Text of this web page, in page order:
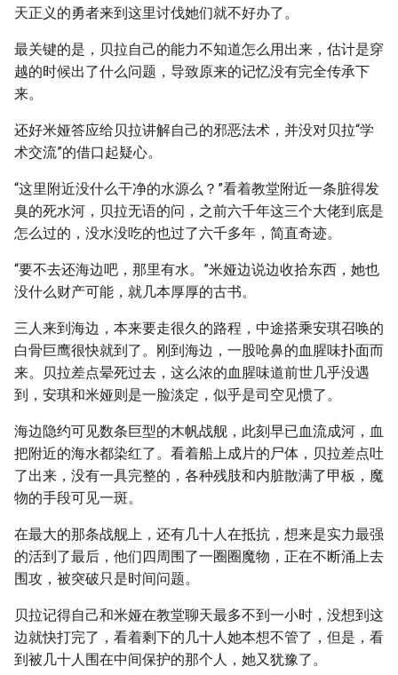
天正义的勇者来到这里讨伐她们就不好办了。
最关键的是，贝拉自己的能力不知道怎么用出来，估计是穿
越的时候出了什么问题，导致原来的记忆没有完全传承下
来。
还好米娅答应给贝拉讲解自己的邪恶法术，并没对贝拉“学
术交流”的借口起疑心。
“这里附近没什么干净的水源么？”看着教堂附近一条脏得发
臭的死水河，贝拉无语的问，之前六千年这三个大佬到底是
怎么过的，没水没吃的也过了六千多年，简直奇迹。
“要不去还海边吧，那里有水。”米娅边说边收拾东西，她也
没什么财产可能，就几本厚厚的古书。
三人来到海边，本来要走很久的路程，中途搭乘安琪召唤的
白骨巨鹰很快就到了。刚到海边，一股呛鼻的血腥味扑面而
来。贝拉差点晕死过去，这么浓的血腥味道前世几乎没遇
到，安琪和米娅则是一脸淡定，似乎是司空见惯了。
海边隐约可见数条巨型的木帆战舰，此刻早已血流成河，血
把附近的海水都染红了。看着船上成片的尸体，贝拉差点吐
了出来，没有一具完整的，各种残肢和内脏散满了甲板，魔
物的手段可见一斑。
在最大的那条战舰上，还有几十人在抵抗，想来是实力最强
的活到了最后，他们四周围了一圈圈魔物，正在不断涌上去
围攻，被突破只是时间问题。
贝拉记得自己和米娅在教堂聊天最多不到一小时，没想到这
边就快打完了，看着剩下的几十人她本想不管了，但是，看
到被几十人围在中间保护的那个人，她又犹豫了。